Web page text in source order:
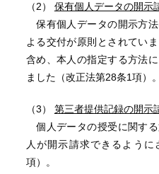
（2） 保有個人データの開示
保有個人データの開示方
よる交付が原則とされてい
含め、本人の指定する方法
ました（改正法第28条1項）。
（3） 第三者提供記録の開示
個人データの授受に関す
人が開示請求できるよう
項）。